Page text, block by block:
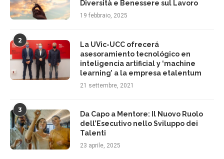
Diversità e Benessere sul Lavoro
19 febbraio, 2025
2
La UVic-UCC ofrecerá
asesoramiento tecnológico en
inteligencia artificial y ‘machine
learning’ a la empresa etalentum
21 settembre, 2021
3
Da Capo a Mentore: Il Nuovo Ruolo
dell’Esecutivo nello Sviluppo dei
Talenti
23 aprile, 2025